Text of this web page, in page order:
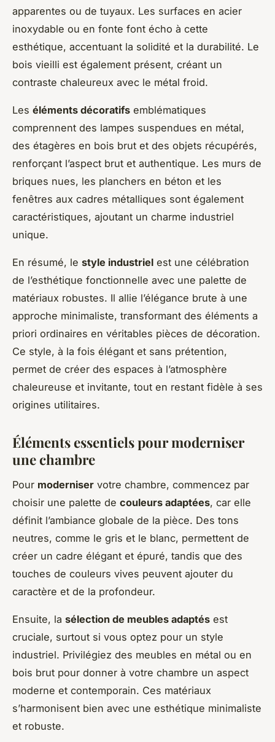
apparentes ou de tuyaux. Les surfaces en acier
inoxydable ou en fonte font écho à cette
esthétique, accentuant la solidité et la durabilité. Le
bois vieilli est également présent, créant un
contraste chaleureux avec le métal froid.
Les éléments décoratifs emblématiques
comprennent des lampes suspendues en métal,
des étagères en bois brut et des objets récupérés,
renforçant l’aspect brut et authentique. Les murs de
briques nues, les planchers en béton et les
fenêtres aux cadres métalliques sont également
caractéristiques, ajoutant un charme industriel
unique.
En résumé, le style industriel est une célébration
de l’esthétique fonctionnelle avec une palette de
matériaux robustes. Il allie l’élégance brute à une
approche minimaliste, transformant des éléments a
priori ordinaires en véritables pièces de décoration.
Ce style, à la fois élégant et sans prétention,
permet de créer des espaces à l’atmosphère
chaleureuse et invitante, tout en restant fidèle à ses
origines utilitaires.
Éléments essentiels pour moderniser
une chambre
Pour moderniser votre chambre, commencez par
choisir une palette de couleurs adaptées, car elle
définit l’ambiance globale de la pièce. Des tons
neutres, comme le gris et le blanc, permettent de
créer un cadre élégant et épuré, tandis que des
touches de couleurs vives peuvent ajouter du
caractère et de la profondeur.
Ensuite, la sélection de meubles adaptés est
cruciale, surtout si vous optez pour un style
industriel. Privilégiez des meubles en métal ou en
bois brut pour donner à votre chambre un aspect
moderne et contemporain. Ces matériaux
s’harmonisent bien avec une esthétique minimaliste
et robuste.